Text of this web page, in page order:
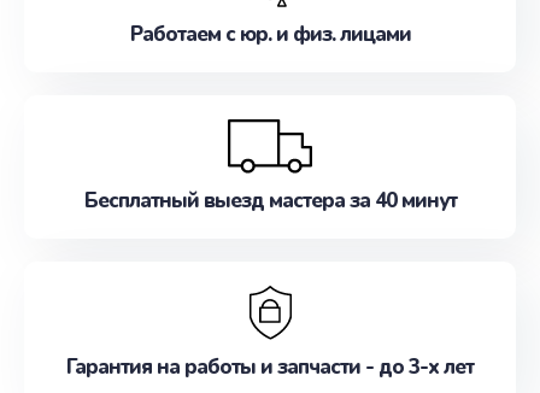
Работаем с юр. и физ. лицами
Бесплатный выезд мастера за 40 минут
Гарантия на работы и запчасти - до 3-х лет